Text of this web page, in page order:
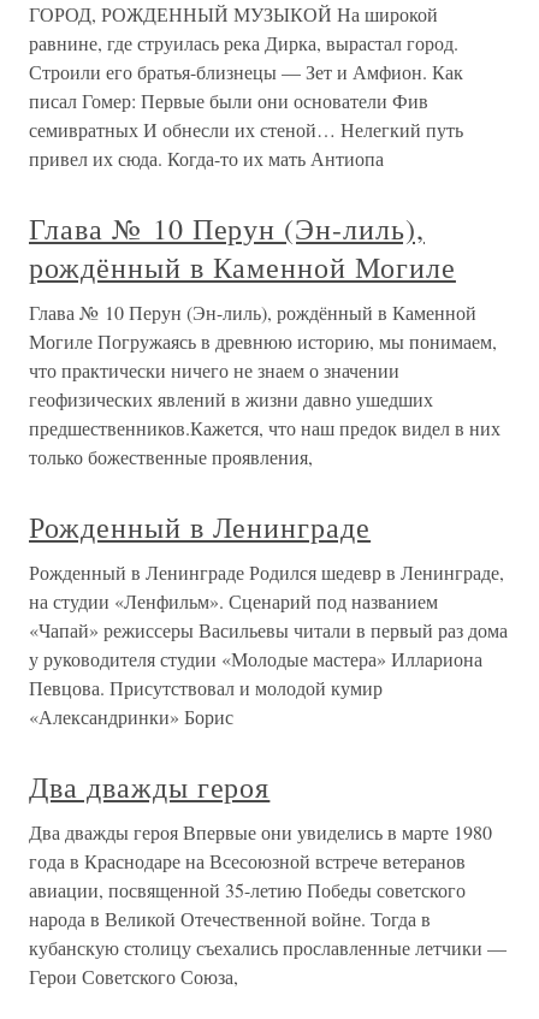
ГОРОД, РОЖДЕННЫЙ МУЗЫКОЙ На широкой
равнине, где струилась река Дирка, вырастал город.
Строили его братья-близнецы — Зет и Амфион. Как
писал Гомер: Первые были они основатели Фив
семивратных И обнесли их стеной… Нелегкий путь
привел их сюда. Когда-то их мать Антиопа
Глава № 10 Перун (Эн-лиль),
рождённый в Каменной Могиле
Глава № 10 Перун (Эн-лиль), рождённый в Каменной
Могиле Погружаясь в древнюю историю, мы понимаем,
что практически ничего не знаем о значении
геофизических явлений в жизни давно ушедших
предшественников.Кажется, что наш предок видел в них
только божественные проявления,
Рожденный в Ленинграде
Рожденный в Ленинграде Родился шедевр в Ленинграде,
на студии «Ленфильм». Сценарий под названием
«Чапай» режиссеры Васильевы читали в первый раз дома
у руководителя студии «Молодые мастера» Иллариона
Певцова. Присутствовал и молодой кумир
«Александринки» Борис
Два дважды героя
Два дважды героя Впервые они увиделись в марте 1980
года в Краснодаре на Всесоюзной встрече ветеранов
авиации, посвященной 35-летию Победы советского
народа в Великой Отечественной войне. Тогда в
кубанскую столицу съехались прославленные летчики —
Герои Советского Союза,